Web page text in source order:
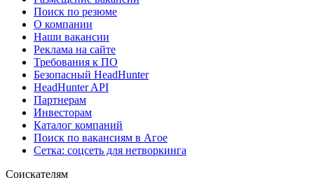
Поиск по резюме
О компании
Наши вакансии
Реклама на сайте
Требования к ПО
Безопасный HeadHunter
HeadHunter API
Партнерам
Инвесторам
Каталог компаний
Поиск по вакансиям в Агое
Сетка: соцсеть для нетворкинга
Соискателям